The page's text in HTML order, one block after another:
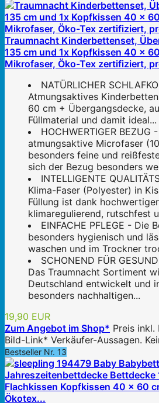
Traumnacht Kinderbettenset,
135 cm und 1x Kopfkissen 40 x
Mikrofaser, Öko-Tex zertifiziert,
NATÜRLICHER
Atmungsaktives
60 cm + Übergangsdecke,
Füllmaterial und damit ideal...
HOCHWERTIGER BEZUG
atmungsaktive Microfaser
besonders feine und
sich der Bezug besonders
INTELLIGENTE
Klima-Faser (Polyester) in
Füllung ist dank
klimaregulierend, rutschfest
EINFACHE PFLEGE - Die
besonders hygienisch und
waschen und im Trockner
SCHONEND FÜR
Das Traumnacht Sortiment
Deutschland entwickelt und
besonders nachhaltigen...
19,90 EUR
Zum Angebot im Shop* Preis inkl.
Bild-Link* Verkäufer-Aussagen.
Bestseller Nr. 13